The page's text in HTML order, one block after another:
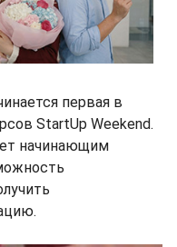
первая в
StartUp Weekend.
начинающим